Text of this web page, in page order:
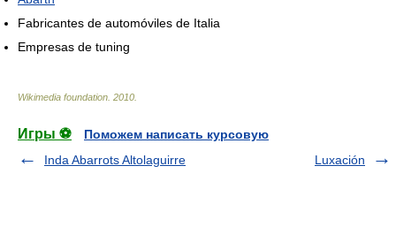
Fabricantes de automóviles de Italia
Empresas de tuning
Wikimedia foundation 2010
Игры ⚽
Поможем написать курсовую
Inda Abarrots Altolaguirre
Luxación